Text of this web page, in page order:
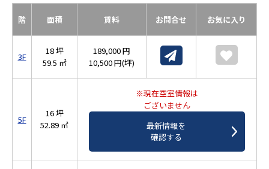
階 面積 賃料 お問合せ お気に入り
3F
18 坪
59.5 ㎡
189,000 円
10,500 円(坪)
5F
16 坪
52.89 ㎡
※現在空室情報は
ございません
最新情報を
確認する